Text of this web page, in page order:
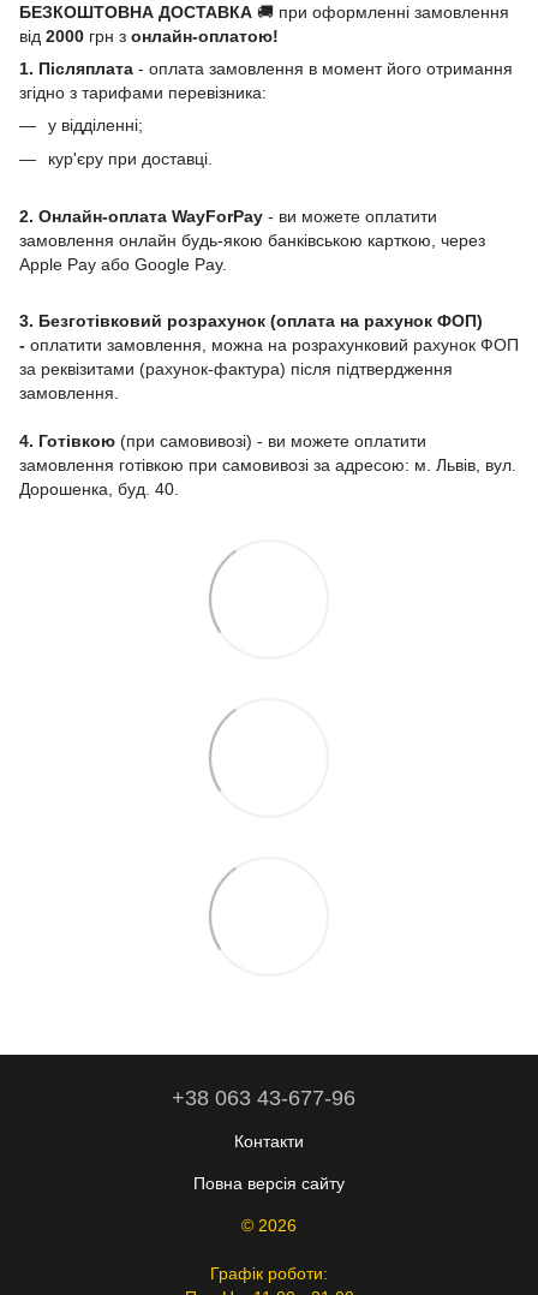
БЕЗКОШТОВНА ДОСТАВКА 🚚 при оформленні замовлення
від 2000 грн з онлайн-оплатою!
1. Післяплата - оплата замовлення в момент його отримання
згідно з тарифами перевізника:
у відділенні;
кур'єру при доставці.
2. Онлайн-оплата WayForPay - ви можете оплатити
замовлення онлайн будь-якою банківською карткою, через
Apple Pay або Google Pay.
3. Безготівковий розрахунок (оплата на рахунок ФОП)
- оплатити замовлення, можна на розрахунковий рахунок ФОП
за реквізитами (рахунок-фактура) після підтвердження
замовлення.
4. Готівкою (при самовивозі) - ви можете оплатити
замовлення готівкою при самовивозі за адресою: м. Львів, вул.
Дорошенка, буд. 40.
+38 063 43-677-96
Контакти
Повна версія сайту
© 2026
Графік роботи: